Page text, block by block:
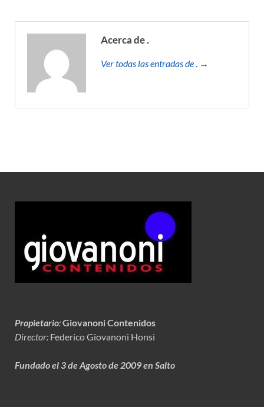
Acerca de .
Ver todas las entradas de . →
Propietario:Giovanoni Contenidos
Director: Federico Giovanoni Honsi
Fundado el 3 de Agosto de 2009 en Salto